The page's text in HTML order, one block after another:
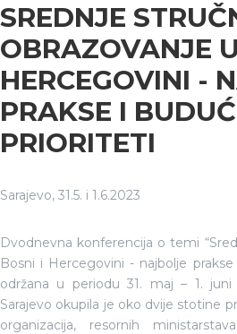
SREDNJE
OBRAZOVANJE
HERCEGOVINI -
PRAKSE I
PRIORITETI
Sarajevo, 31.5. i 1.6.2023
Dvodnevna konferencija o temi
Bosni i Hercegovini - najbolje
održana u periodu 31. maj – 1.
Sarajevo okupila je oko dvije stotine
organizacija, resornih